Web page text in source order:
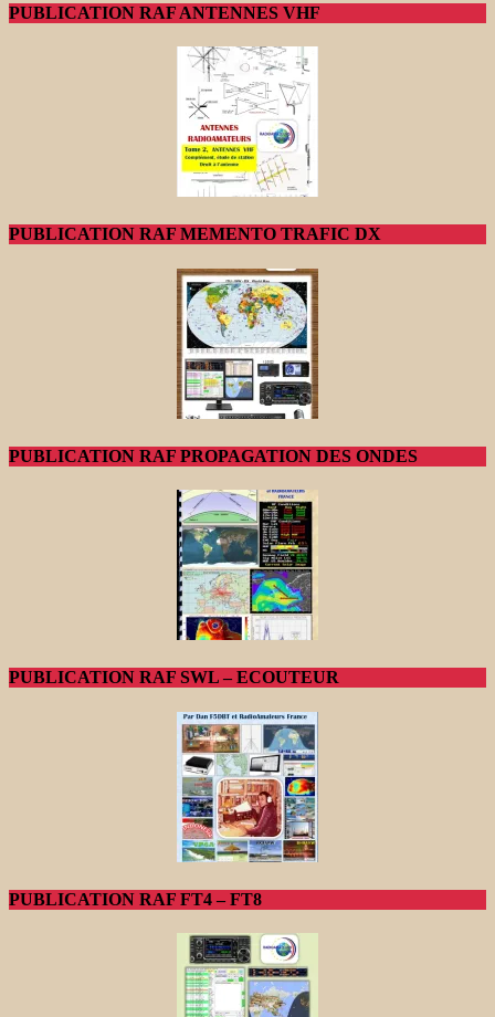
PUBLICATION RAF ANTENNES VHF
PUBLICATION RAF MEMENTO TRAFIC DX
PUBLICATION RAF PROPAGATION DES ONDES
PUBLICATION RAF SWL – ECOUTEUR
PUBLICATION RAF FT4 – FT8